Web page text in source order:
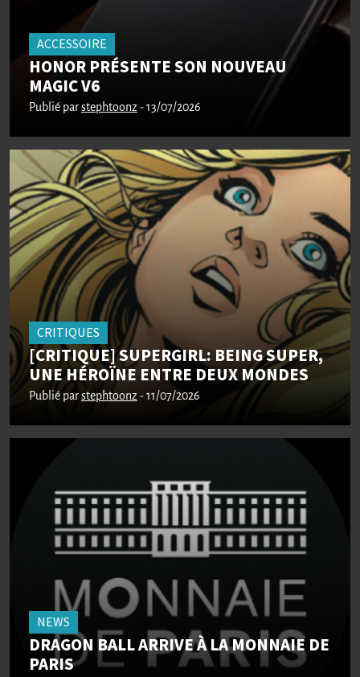
ACCESSOIRE
HONOR PRÉSENTE SON NOUVEAU
MAGIC V6
Publié parstephtoonz - 13/07/2026
CRITIQUES
[CRITIQUE] SUPERGIRL: BEING SUPER,
UNE HÉROÏNE ENTRE DEUX MONDES
Publié parstephtoonz - 11/07/2026
NEWS
DRAGON BALL ARRIVE À LA MONNAIE DE
PARIS